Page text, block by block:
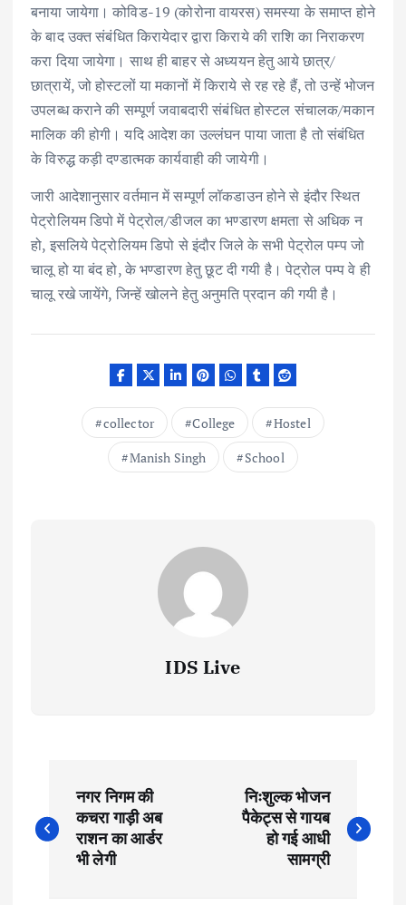
बनाया जायेगा। कोविड-19 (कोरोना वायरस) समस्या के समाप्त होने
के बाद उक्त संबंधित किरायेदार द्वारा किराये की राशि का निराकरण
करा दिया जायेगा। साथ ही बाहर से अध्ययन हेतु आये छात्र/
छात्रायें, जो होस्टलों या मकानों में किराये से रह रहे हैं, तो उन्हें भोजन
उपलब्ध कराने की सम्पूर्ण जवाबदारी संबंधित होस्टल संचालक/मकान
मालिक की होगी। यदि आदेश का उल्लंघन पाया जाता है तो संबंधित
के विरुद्ध कड़ी दण्डात्मक कार्यवाही की जायेगी।
जारी आदेशानुसार वर्तमान में सम्पूर्ण लॉकडाउन होने से इंदौर स्थित
पेट्रोलियम डिपो में पेट्रोल/डीजल का भण्डारण क्षमता से अधिक न
हो, इसलिये पेट्रोलियम डिपो से इंदौर जिले के सभी पेट्रोल पम्प जो
चालू हो या बंद हो, के भण्डारण हेतु छूट दी गयी है। पेट्रोल पम्प वे ही
चालू रखे जायेंगे, जिन्हें खोलने हेतु अनुमति प्रदान की गयी है।
collector College
Hostel
Manish Singh
School
IDS Live
o
नगर निगम की
कचरा गाड़ी अब
राशन का आर्डर
भी लेगी
निःशुल्क भोजन
पैकेट्स से गायब
हो गई आधी
सामग्री